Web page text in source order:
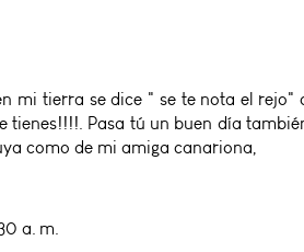
mi tierra se dice " se te nota el
tienes!!!!. Pasa tú un buen día
como de mi amiga canariona,
a. m.